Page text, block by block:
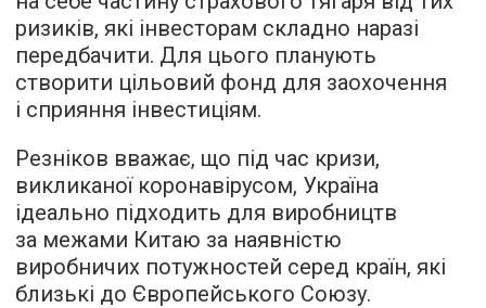
ризиків, які інвесторам складно наразі
передбачити. Для цього планують
створити цільовий фонд для заохочення
і сприяння інвестиціям.
Резніков вважає, що під час кризи,
викликаної коронавірусом, Україна
ідеально підходить для виробництв
за межами Китаю за наявністю
виробничих потужностей серед країн, які
близькі до Європейського Союзу.